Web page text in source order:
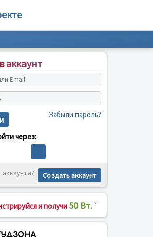
аккаунт
Забыли пароль?
через:
Создать аккаунт
и получи 50 Вт. ?